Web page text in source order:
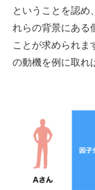
ということを認め
れらの背景にある
ことが求められま
の動機を例に取れ